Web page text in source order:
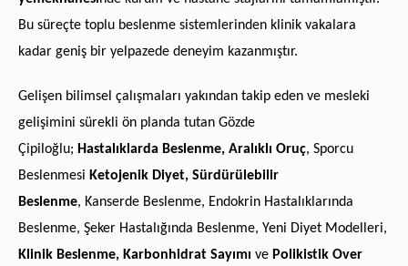
Bu süreçte toplu beslenme sistemlerinden klinik vakalara
kadar geniş bir yelpazede deneyim kazanmıştır.
Gelişen bilimsel çalışmaları yakından takip eden ve mesleki
gelişimini sürekli ön planda tutan Gözde
Çipiloğlu; Hastalıklarda Beslenme, Aralıklı Oruç, Sporcu
Beslenmesi Ketojenik Diyet, Sürdürülebilir
Beslenme, Kanserde Beslenme, Endokrin Hastalıklarında
Beslenme, Şeker Hastalığında Beslenme, Yeni Diyet Modelleri,
Klinik Beslenme, Karbonhidrat Sayımı ve Polikistik Over